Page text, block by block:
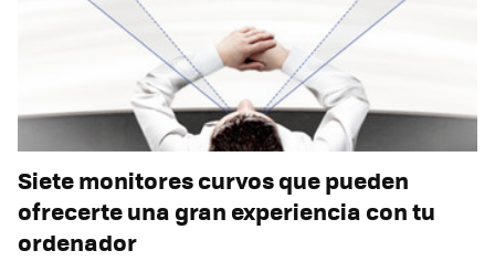
Siete monitores curvos que pueden
ofrecerte una gran experiencia con tu
ordenador